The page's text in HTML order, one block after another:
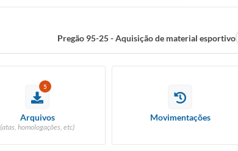
Pregão 95-25 - Aquisição de material esportivo
5
Arquivos
(atas, homologações, etc)
Movimentações